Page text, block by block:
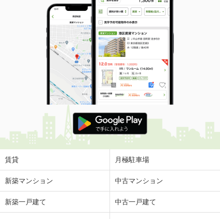
物件種別 貸店舗（建物一部）
使用面積
47.57m²
茨城県水戸市大町３丁目
価 格
1.32万円
住 所
茨城県水戸市大町３丁目
物件種別 貸駐車場
使用面積
茨城県古河市水海
価 格
16.50万円
茨城県鹿嶋市城山４丁目
価 格
9.90万円
賃貸 月極駐車場
新築マンション 中古マンション
新築一戸建て 中古一戸建て